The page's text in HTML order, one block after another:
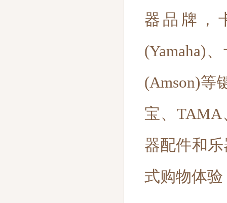
器品牌，
(Yamaha)
(Amson)等
宝、TAMA
器配件和
式购物体